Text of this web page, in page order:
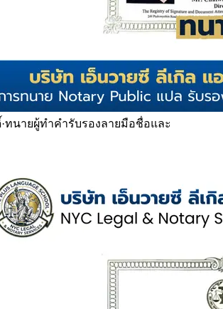
·ทนายผู้ทำคำรับรองลายมือชื่อและ